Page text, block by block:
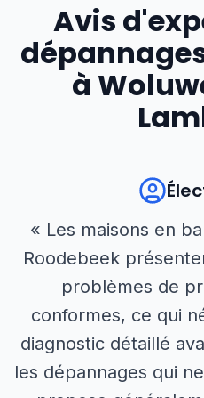
Avis
à
« Les maisons en
Roodebeek
problèmes de
conformes, ce qui
diagnostic détaillé
les dépannages qui